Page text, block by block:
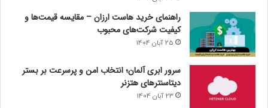
راهنمای خرید هاست ارزان – مقایسه قیمت‌ها و
کیفیت شرکت‌های محبوب
25 آبان 1404
سرور ابری آلمان؛ انتخاب امن و پرسرعت بر بستر
دیتاسنترهای هتزنر
23 آبان 1404